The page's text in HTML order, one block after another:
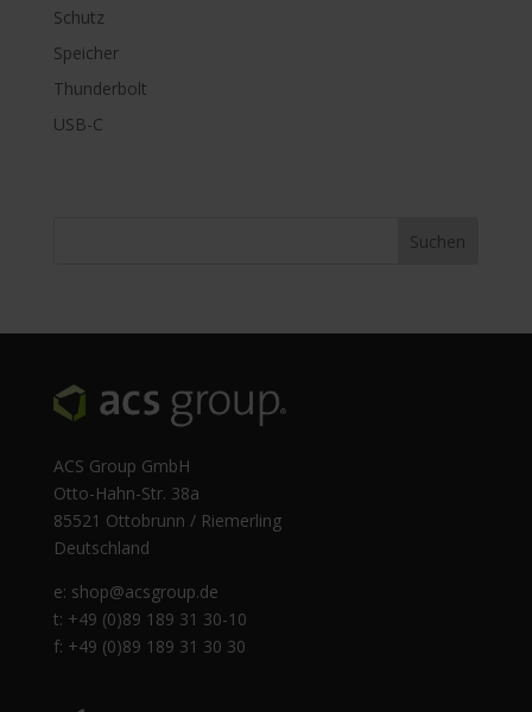
Schutz
Speicher
Thunderbolt
USB-C
ACS Group GmbH
Otto-Hahn-Str. 38a
85521 Ottobrunn / Riemerling
Deutschland
e: shop@acsgroup.de
t: +49 (0)89 189 31 30-10
f: +49 (0)89 189 31 30 30